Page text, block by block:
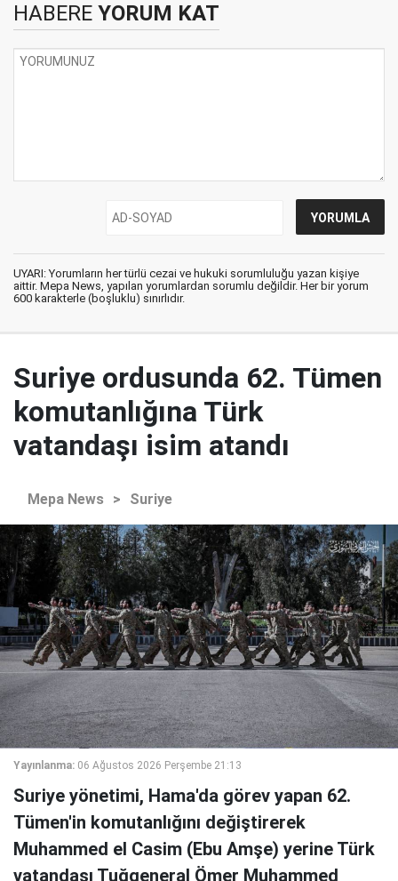
HABERE YORUM KAT
UYARI: Yorumların her türlü cezai ve hukuki sorumluluğu yazan kişiye
aittir. Mepa News, yapılan yorumlardan sorumlu değildir. Her bir yorum
600 karakterle (boşluklu) sınırlıdır.
Suriye ordusunda 62. Tümen
komutanlığına Türk
vatandaşı isim atandı
Mepa News > Suriye
Yayınlanma: 06 Ağustos 2026 Perşembe 21:13
Suriye yönetimi, Hama'da görev yapan 62.
Tümen'in komutanlığını değiştirerek
Muhammed el Casim (Ebu Amşe) yerine Türk
vatandaşı Tuğgeneral Ömer Muhammed